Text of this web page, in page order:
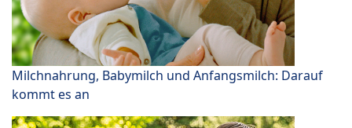
Milchnahrung, Babymilch und Anfangsmilch: Darauf
kommt es an